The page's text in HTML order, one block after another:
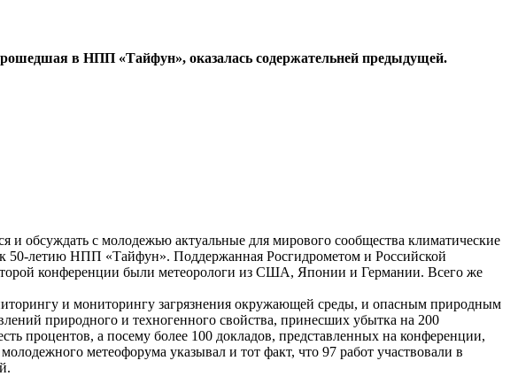
в НПП «Тайфун», оказалась содержательней предыдущей.
и обсуждать с молодежью актуальные для мирового сообщества климатические
50­-летию НПП «Тайфун». Поддержанная Росгидрометом и Российской
конференции были метеорологи из США, Японии и Германии. Всего же
и мониторингу загрязнения окружающей среды, и опасным природным
природного и техногенного свойства, принесших убытка на 200
процентов, а посему более 100 докладов, представленных на конференции,
метео­форума указывал и тот факт, что 97 работ участвовали в